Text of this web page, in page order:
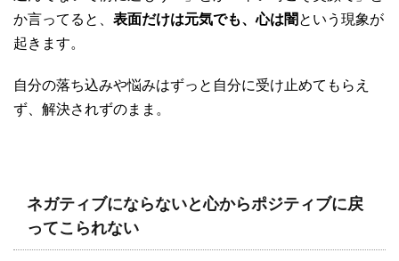
か言ってると、 表面だけは元気でも、心は闇 という現象が
起きます。
自分の落ち込みや悩みはずっと自分に受け止めてもらえ
ず、解決されずのまま。
ネガティブにならないと心からポジティブに戻
ってこられない